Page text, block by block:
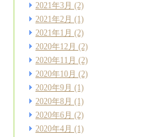
2021年3月 (2)
2021年2月 (1)
2021年1月 (2)
2020年12月 (2)
2020年11月 (2)
2020年10月 (2)
2020年9月 (1)
2020年8月 (1)
2020年6月 (2)
2020年4月 (1)